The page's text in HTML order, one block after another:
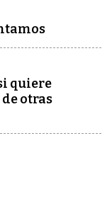
quiere
otras